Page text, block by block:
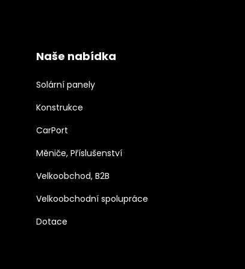
Naše nabídka
Solární panely
Konstrukce
CarPort
Měniče, Příslušenství
Velkoobchod, B2B
Velkoobchodní spolupráce
Dotace